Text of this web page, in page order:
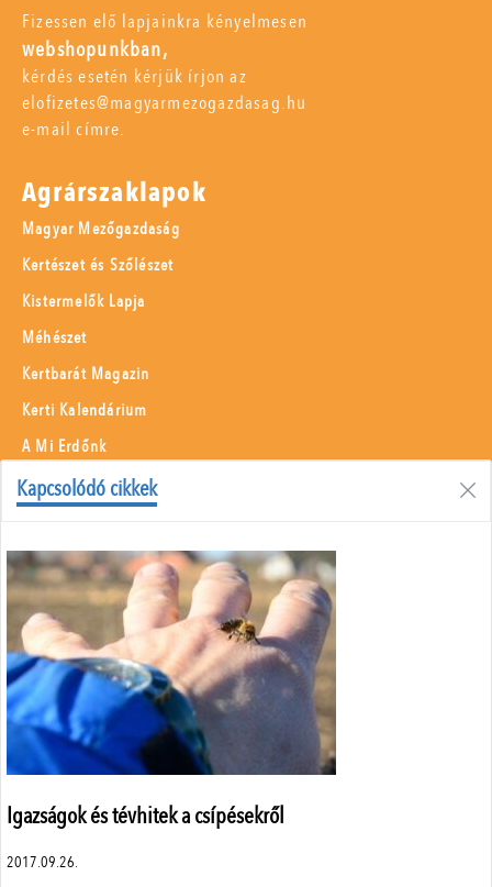
Kapcsolódó cikkek
Igazságok és tévhitek a csípésekről
2017.09.26.
Fizessen elő lapjainkra kényelmesen
webshopunkban,
kérdés esetén kérjük írjon az
elofizetes@magyarmezogazdasag.hu
e-mail címre.
Agrárszaklapok
Magyar Mezőgazdaság
Kertészet és Szőlészet
Kistermelők Lapja
Méhészet
Kertbarát Magazin
Kerti Kalendárium
A Mi Erdőnk
Borászati Füzetek
Menü
Adatvédelem
Szerzői jogok
Impresszum
Médiaajánlat
Központi elérhetőségek